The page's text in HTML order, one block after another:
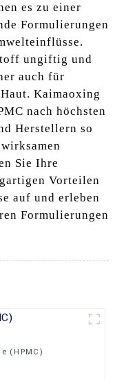
es zu einer
Formulierungen
ungiftig und
auch für
Kaimaoxing
nach höchsten
Herstellern so
Sie Ihre
Vorteilen
auf und erleben
Formulierungen
(HPMC)